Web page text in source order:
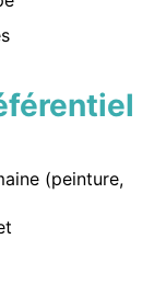
(peinture,